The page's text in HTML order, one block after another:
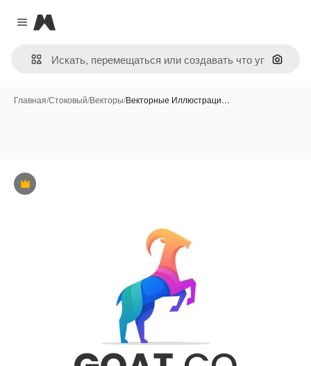
Close menu
Magnific
Поиск
Главная/Стоковый/Векторы/Векторные Иллюстраци…
Премиум